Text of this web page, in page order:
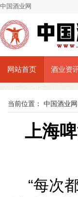
中国酒业网
网站首页 酒业资
当前位置： 中国酒业网
上海
“每次